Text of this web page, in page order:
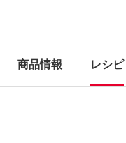
商品情報 レシピ